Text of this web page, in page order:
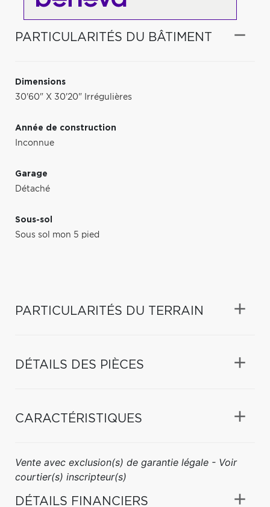
PARTICULARITÉS DU BÂTIMENT
Dimensions
30'60" X 30'20" Irrégulières
Année de construction
Inconnue
Garage
Détaché
Sous-sol
Sous sol mon 5 pied
PARTICULARITÉS DU TERRAIN
DÉTAILS DES PIÈCES
CARACTÉRISTIQUES
Vente avec exclusion(s) de garantie légale - Voir
courtier(s) inscripteur(s)
DÉTAILS FINANCIERS